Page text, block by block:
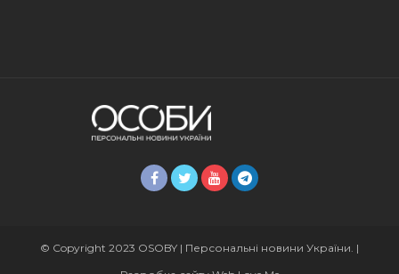
© Copyright 2023 OSOBY | Персональні новини України. |